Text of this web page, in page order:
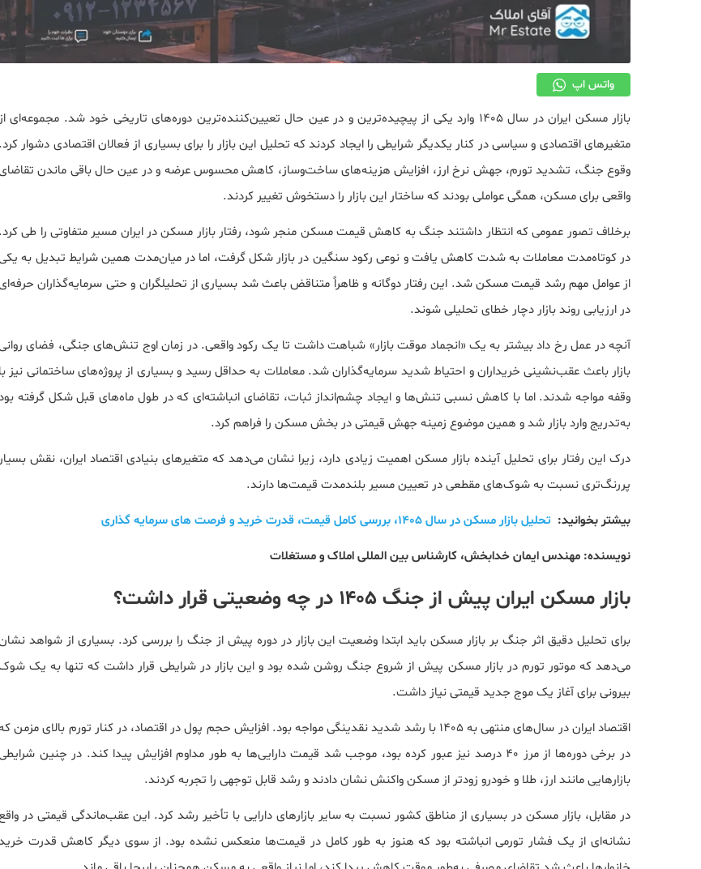
واتس اپ
بازار مسکن ایران در سال ۱۴۰۵ وارد یکی از پیچیده‌ترین و در عین حال تعیین‌کننده‌ترین دوره‌های تاریخی خود شد. مجموعه‌ای
متغیرهای اقتصادی و سیاسی در کنار یکدیگر شرایطی را ایجاد کردند که تحلیل این بازار را برای بسیاری از فعالان اقتصادی دشوار کرد.
وقوع جنگ، تشدید تورم، جهش نرخ ارز، افزایش هزینه‌های ساخت‌وساز، کاهش محسوس عرضه و در عین حال باقی ماندن
واقعی برای مسکن، همگی عواملی بودند که ساختار این بازار را دستخوش تغییر کردند.
برخلاف تصور عمومی که انتظار داشتند جنگ به کاهش قیمت مسکن منجر شود، رفتار بازار مسکن در ایران مسیر متفاوتی را طی کرد.
در کوتاه‌مدت معاملات به شدت کاهش یافت و نوعی رکود سنگین در بازار شکل گرفت، اما در میان‌مدت همین شرایط تبدیل به
از عوامل مهم رشد قیمت مسکن شد. این رفتار دوگانه و ظاهراً متناقض باعث شد بسیاری از تحلیلگران و حتی سرمایه‌گذاران
در ارزیابی روند بازار دچار خطای تحلیلی شوند.
آنچه در عمل رخ داد بیشتر به یک «انجماد موقت بازار» شباهت داشت تا یک رکود واقعی. در زمان اوج تنش‌های جنگی، فضای
بازار باعث عقب‌نشینی خریداران و احتیاط شدید سرمایه‌گذاران شد. معاملات به حداقل رسید و بسیاری از پروژه‌های ساختمانی نیز با
وقفه مواجه شدند. اما با کاهش نسبی تنش‌ها و ایجاد چشم‌انداز ثبات، تقاضای انباشته‌ای که در طول ماه‌های قبل شکل گرفته
به‌تدریج وارد بازار شد و همین موضوع زمینه جهش قیمتی در بخش مسکن را فراهم کرد.
درک این رفتار برای تحلیل آینده بازار مسکن اهمیت زیادی دارد، زیرا نشان می‌دهد که متغیرهای بنیادی اقتصاد ایران، نقش
پررنگ‌تری نسبت به شوک‌های مقطعی در تعیین مسیر بلندمدت قیمت‌ها دارند.
بیشتر بخوانید: تحلیل بازار مسکن در سال 1405، بررسی کامل قیمت، قدرت خرید و فرصت های سرمایه گذاری
نویسنده: مهندس ایمان خدابخش، کارشناس بین المللی املاک و مستغلات
بازار مسکن ایران پیش از جنگ ۱۴۰۵ در چه وضعیتی قرار داشت؟
برای تحلیل دقیق اثر جنگ بر بازار مسکن باید ابتدا وضعیت این بازار در دوره پیش از جنگ را بررسی کرد. بسیاری از شواهد
می‌دهد که موتور تورم در بازار مسکن پیش از شروع جنگ روشن شده بود و این بازار در شرایطی قرار داشت که تنها به یک
بیرونی برای آغاز یک موج جدید قیمتی نیاز داشت.
اقتصاد ایران در سال‌های منتهی به ۱۴۰۵ با رشد شدید نقدینگی مواجه بود. افزایش حجم پول در اقتصاد، در کنار تورم بالای مزمن
در برخی دوره‌ها از مرز ۴۰ درصد نیز عبور کرده بود، موجب شد قیمت دارایی‌ها به طور مداوم افزایش پیدا کند. در چنین
بازارهایی مانند ارز، طلا و خودرو زودتر از مسکن واکنش نشان دادند و رشد قابل توجهی را تجربه کردند.
در مقابل، بازار مسکن در بسیاری از مناطق کشور نسبت به سایر بازارهای دارایی با تأخیر رشد کرد. این عقب‌ماندگی قیمتی در
نشانه‌ای از یک فشار تورمی انباشته بود که هنوز به طور کامل در قیمت‌ها منعکس نشده بود. از سوی دیگر کاهش قدرت